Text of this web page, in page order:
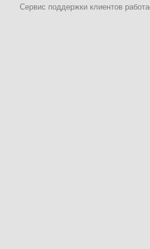
Сервис поддержки клиентов